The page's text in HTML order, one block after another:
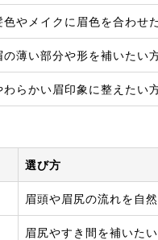
色やメイクに眉色を合わせ
の薄い部分や形を補いたい
わらかい眉印象に整えたい
選び方
眉頭や眉尻の流れを自
眉尻やすき間を補いた